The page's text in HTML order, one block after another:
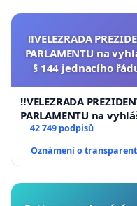
‼️VELEZRADA
PARLAMENTU na
§ 144 jednacího
‼️VELEZRADA
PARLAMENTU na
144 jednacího řádu
usnesení k podání
republiky
42 749 podpisů
Oznámení o